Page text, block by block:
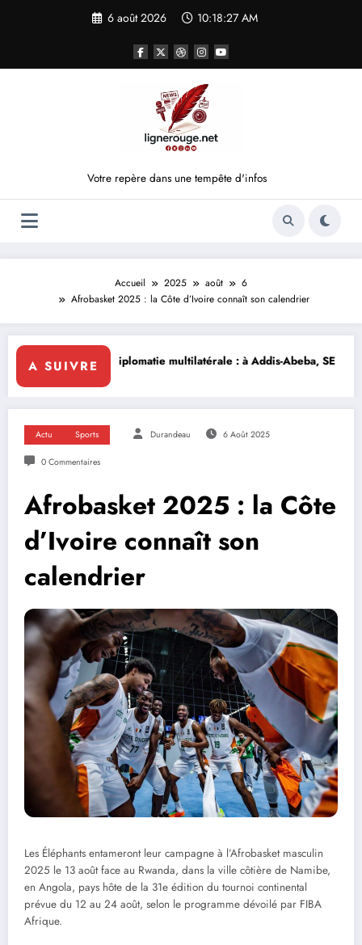
6 août 2026 10:18:27 AM
Votre repère dans une tempête d'infos
Accueil 2025 août
6
Afrobasket 2025 : la Côte d’Ivoire connaît son calendrier
A SUIVRE
Diplomatie multilatérale : à Addis-Abeba, SE Mme Nialé Kaba
Actu Sports Durandeau 6 Août 2025
0 Commentaires
Afrobasket 2025 : la Côte
d’Ivoire connaît son
calendrier
Les Éléphants entameront leur campagne à l’Afrobasket masculin
2025 le 13 août face au Rwanda, dans la ville côtière de Namibe,
en Angola, pays hôte de la 31e édition du tournoi continental
prévue du 12 au 24 août, selon le programme dévoilé par FIBA
Afrique.